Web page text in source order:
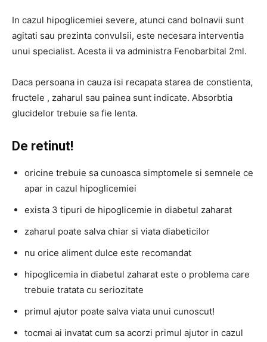
In cazul hipoglicemiei severe, atunci cand bolnavii sunt
agitati sau prezinta convulsii, este necesara interventia
unui specialist. Acesta ii va administra Fenobarbital 2ml.
Daca persoana in cauza isi recapata starea de constienta,
fructele , zaharul sau painea sunt indicate. Absorbtia
glucidelor trebuie sa fie lenta.
De retinut!
oricine trebuie sa cunoasca simptomele si semnele ce
apar in cazul hipoglicemiei
exista 3 tipuri de hipoglicemie in diabetul zaharat
zaharul poate salva chiar si viata diabeticilor
nu orice aliment dulce este recomandat
hipoglicemia in diabetul zaharat este o problema care
trebuie tratata cu seriozitate
primul ajutor poate salva viata unui cunoscut!
tocmai ai invatat cum sa acorzi primul ajutor in cazul